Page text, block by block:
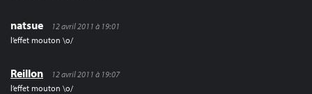
natsue
12 avril 2011 à 19:01
l’effet mouton \o/
Reillon
12 avril 2011 à 19:07
l’effet mouton \o/